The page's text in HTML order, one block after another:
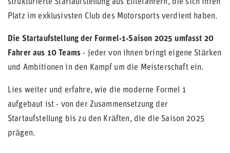
strukturierte Startaufstellung aus Elitefahrern, die sich ihren
Platz im exklusivsten Club des Motorsports verdient haben.
Die Startaufstellung der Formel-1-Saison 2025 umfasst 20
Fahrer aus 10 Teams - jeder von ihnen bringt eigene Stärken
und Ambitionen in den Kampf um die Meisterschaft ein.
Lies weiter und erfahre, wie die moderne Formel 1
aufgebaut ist - von der Zusammensetzung der
Startaufstellung bis zu den Kräften, die die Saison 2025
prägen.